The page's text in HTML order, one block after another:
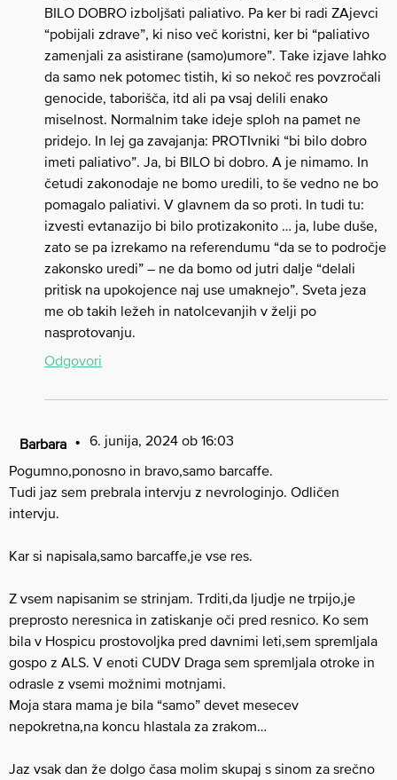
BILO DOBRO izboljšati paliativo. Pa ker bi radi ZAjevci
“pobijali zdrave”, ki niso več koristni, ker bi “paliativo
zamenjali za asistirane (samo)umore”. Take izjave lahko
da samo nek potomec tistih, ki so nekoč res povzročali
genocide, taborišča, itd ali pa vsaj delili enako
miselnost. Normalnim take ideje sploh na pamet ne
pridejo. In lej ga zavajanja: PROTIvniki “bi bilo dobro
imeti paliativo”. Ja, bi BILO bi dobro. A je nimamo. In
četudi zakonodaje ne bomo uredili, to še vedno ne bo
pomagalo paliativi. V glavnem da so proti. In tudi tu:
izvesti evtanazijo bi bilo protizakonito … ja, lube duše,
zato se pa izrekamo na referendumu “da se to področje
zakonsko uredi” – ne da bomo od jutri dalje “delali
pritisk na upokojence naj use umaknejo”. Sveta jeza
me ob takih ležeh in natolcevanjih v želji po
nasprotovanju.
Odgovori
Barbara
6. junija, 2024 ob 16:03
Pogumno,ponosno in bravo,samo barcaffe.
Tudi jaz sem prebrala intervju z nevrologinjo. Odličen
intervju.
Kar si napisala,samo barcaffe,je vse res.
Z vsem napisanim se strinjam. Trditi,da ljudje ne trpijo,je
preprosto neresnica in zatiskanje oči pred resnico. Ko sem
bila v Hospicu prostovoljka pred davnimi leti,sem spremljala
gospo z ALS. V enoti CUDV Draga sem spremljala otroke in
odrasle z vsemi možnimi motnjami.
Moja stara mama je bila “samo” devet mesecev
nepokretna,na koncu hlastala za zrakom…
Jaz vsak dan že dolgo časa molim skupaj s sinom za srečno